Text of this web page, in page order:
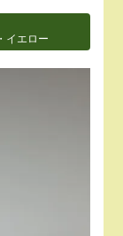
イエロー